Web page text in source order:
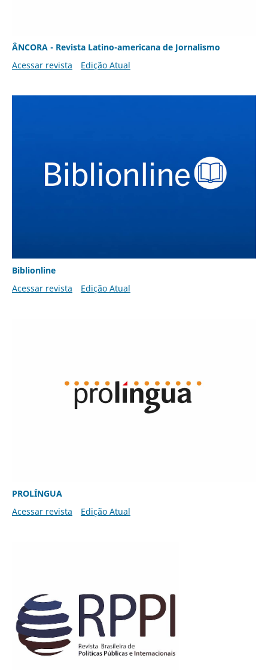
ÂNCORA - Revista Latino-americana de Jornalismo
Acessar revista
Edição Atual
Biblionline
Acessar revista
Edição Atual
PROLÍNGUA
Acessar revista
Edição Atual